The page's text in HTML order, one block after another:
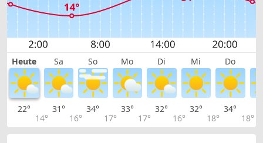
Heute Sa So Mo Di Mi Do
22°
14°
31°
16°
34°
17°
33°
17°
32°
16°
32°
18°
34°
18°